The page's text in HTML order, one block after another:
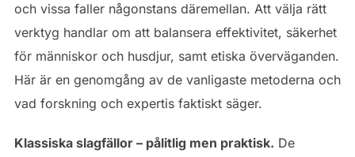
och vissa faller någonstans däremellan. Att välja rätt
verktyg handlar om att balansera effektivitet, säkerhet
för människor och husdjur, samt etiska överväganden.
Här är en genomgång av de vanligaste metoderna och
vad forskning och expertis faktiskt säger.
Klassiska slagfällor – pålitlig men praktisk. De